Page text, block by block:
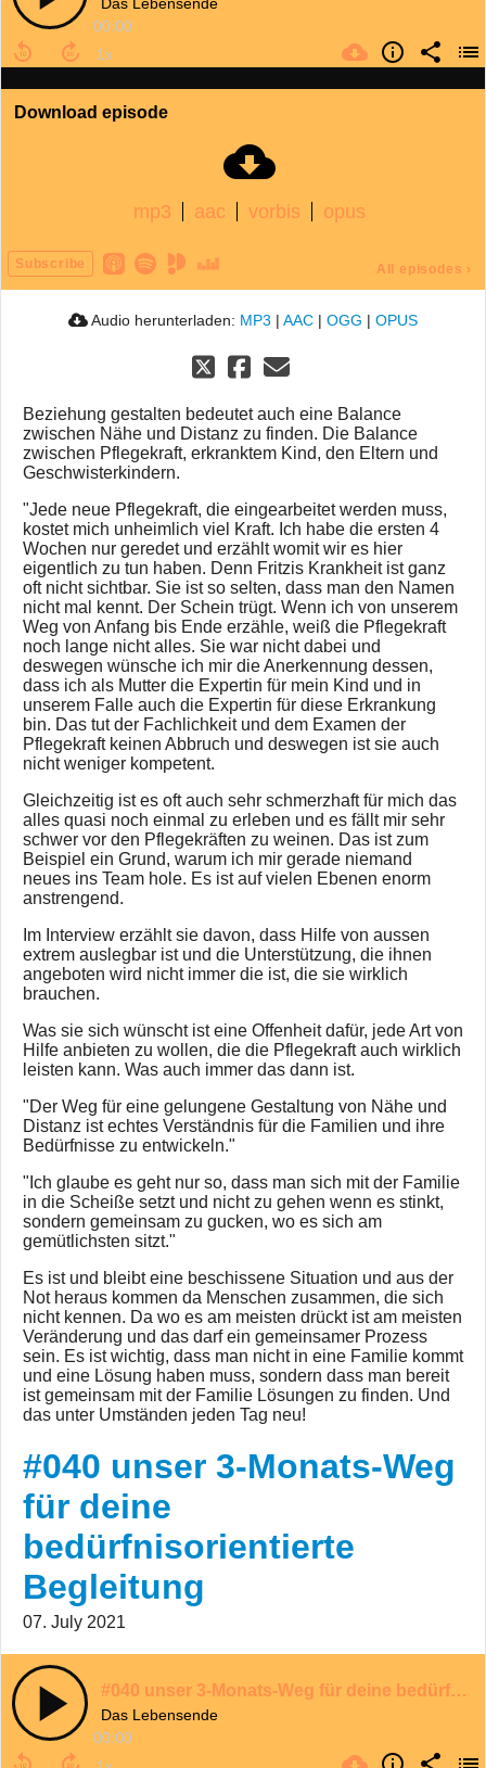
00:00
Download episode
mp3 aac vorbis opus
Subscribe All episodes ›
Audio herunterladen: MP3 | AAC | OGG | OPUS
Beziehung gestalten bedeutet auch eine Balance
zwischen Nähe und Distanz zu finden. Die Balance
zwischen Pflegekraft, erkranktem Kind, den Eltern und
Geschwisterkindern.
"Jede neue Pflegekraft, die eingearbeitet werden muss,
kostet mich unheimlich viel Kraft. Ich habe die ersten 4
Wochen nur geredet und erzählt womit wir es hier
eigentlich zu tun haben. Denn Fritzis Krankheit ist ganz
oft nicht sichtbar. Sie ist so selten, dass man den Namen
nicht mal kennt. Der Schein trügt. Wenn ich von unserem
Weg von Anfang bis Ende erzähle, weiß die Pflegekraft
noch lange nicht alles. Sie war nicht dabei und
deswegen wünsche ich mir die Anerkennung dessen,
dass ich als Mutter die Expertin für mein Kind und in
unserem Falle auch die Expertin für diese Erkrankung
bin. Das tut der Fachlichkeit und dem Examen der
Pflegekraft keinen Abbruch und deswegen ist sie auch
nicht weniger kompetent.
Gleichzeitig ist es oft auch sehr schmerzhaft für mich das
alles quasi noch einmal zu erleben und es fällt mir sehr
schwer vor den Pflegekräften zu weinen. Das ist zum
Beispiel ein Grund, warum ich mir gerade niemand
neues ins Team hole. Es ist auf vielen Ebenen enorm
anstrengend.
Im Interview erzählt sie davon, dass Hilfe von aussen
extrem auslegbar ist und die Unterstützung, die ihnen
angeboten wird nicht immer die ist, die sie wirklich
brauchen.
Was sie sich wünscht ist eine Offenheit dafür, jede Art von
Hilfe anbieten zu wollen, die die Pflegekraft auch wirklich
leisten kann. Was auch immer das dann ist.
"Der Weg für eine gelungene Gestaltung von Nähe und
Distanz ist echtes Verständnis für die Familien und ihre
Bedürfnisse zu entwickeln."
"Ich glaube es geht nur so, dass man sich mit der Familie
in die Scheiße setzt und nicht zu gehen wenn es stinkt,
sondern gemeinsam zu gucken, wo es sich am
gemütlichsten sitzt."
Es ist und bleibt eine beschissene Situation und aus der
Not heraus kommen da Menschen zusammen, die sich
nicht kennen. Da wo es am meisten drückt ist am meisten
Veränderung und das darf ein gemeinsamer Prozess
sein. Es ist wichtig, dass man nicht in eine Familie kommt
und eine Lösung haben muss, sondern dass man bereit
ist gemeinsam mit der Familie Lösungen zu finden. Und
das unter Umständen jeden Tag neu!
#040 unser 3-Monats-Weg
für deine
bedürfnisorientierte
Begleitung
07. July 2021
#040 unser 3-Monats-Weg für deine bedürfnisorientierte Begleitung
Das Lebensende
00:00